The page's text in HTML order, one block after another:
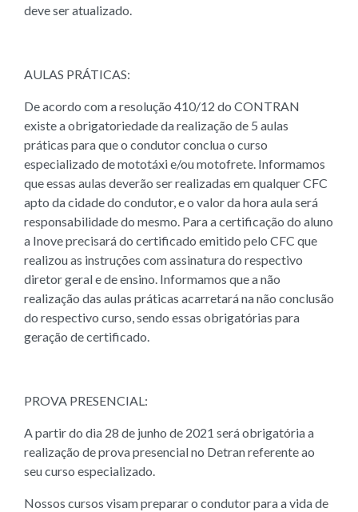
deve ser atualizado.
AULAS PRÁTICAS:
De acordo com a resolução 410/12 do CONTRAN
existe a obrigatoriedade da realização de 5 aulas
práticas para que o condutor conclua o curso
especializado de mototáxi e/ou motofrete. Informamos
que essas aulas deverão ser realizadas em qualquer CFC
apto da cidade do condutor, e o valor da hora aula será
responsabilidade do mesmo. Para a certificação do aluno
a Inove precisará do certificado emitido pelo CFC que
realizou as instruções com assinatura do respectivo
diretor geral e de ensino. Informamos que a não
realização das aulas práticas acarretará na não conclusão
do respectivo curso, sendo essas obrigatórias para
geração de certificado.
PROVA PRESENCIAL:
A partir do dia 28 de junho de 2021 será obrigatória a
realização de prova presencial no Detran referente ao
seu curso especializado.
Nossos cursos visam preparar o condutor para a vida de